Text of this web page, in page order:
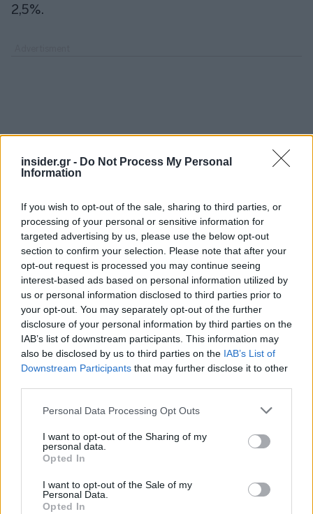
insider.gr - Do Not Process My Personal
Information
If you wish to opt-out of the sale, sharing to third parties, or
processing of your personal or sensitive information for
targeted advertising by us, please use the below opt-out
section to confirm your selection. Please note that after your
opt-out request is processed you may continue seeing
interest-based ads based on personal information utilized by
us or personal information disclosed to third parties prior to
your opt-out. You may separately opt-out of the further
disclosure of your personal information by third parties on the
IAB’s list of downstream participants. This information may
also be disclosed by us to third parties on the IAB’s List of
Downstream Participants that may further disclose it to other
Please note that this website/app uses one or more Google
not limited to your visit or usage behaviour. You may click to
grant or deny consent to Google and its third-party tags to
use your data for below specified purposes in below Google
consent section.
Personal Data Processing Opt Outs
I want to opt-out of the Sharing of my
personal data.
Opted In
I want to opt-out of the Sale of my
Personal Data.
Opted In
2,5%.
Ακολουθήστε τοinsider.gr στο Google News
και μάθετε
πρώτοι όλες τιςειδήσεις